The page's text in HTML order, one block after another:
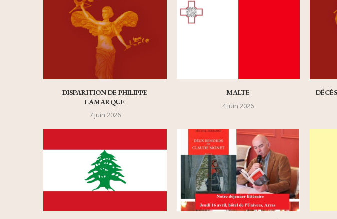
DISPARITION DE PHILIPPE
LAMARQUE
7 juin 2026
MALTE
4 juin 2026